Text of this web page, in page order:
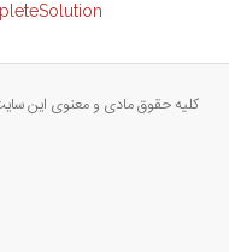
کلیه حقوق مادی و معنوی این